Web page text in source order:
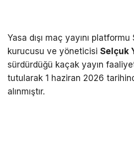
Yasa dışı maç yayını
kurucusu ve yöneticisi Selçuk
sürdürdüğü kaçak yayın
tutularak 1 haziran 2026
alınmıştır.